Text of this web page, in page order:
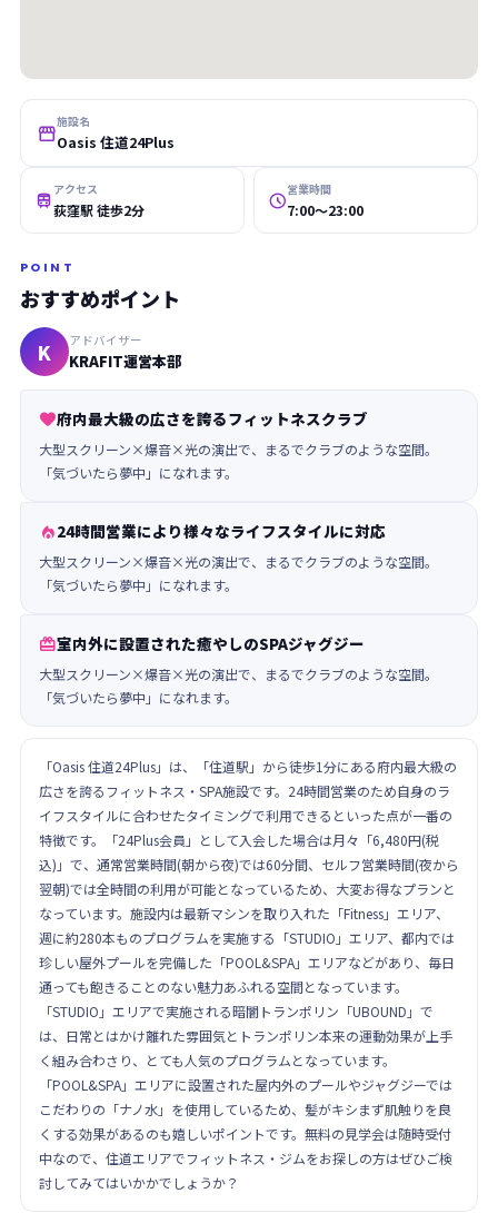
施設名
Oasis 住道24Plus
 アクセス
荻窪駅 徒歩2分 営業時間
7:00〜23:00
POINT
おすすめポイント
K アドバイザー
KRAFIT運営本部
府内最大級の広さを誇るフィットネスクラブ
大型スクリーン×爆音×光の演出で、まるでクラブのような空間。
「気づいたら夢中」になれます。
24時間営業により様々なライフスタイルに対応
大型スクリーン×爆音×光の演出で、まるでクラブのような空間。
「気づいたら夢中」になれます。
室内外に設置された癒やしのSPAジャグジー
大型スクリーン×爆音×光の演出で、まるでクラブのような空間。
「気づいたら夢中」になれます。
「Oasis 住道24Plus」は、「住道駅」から徒歩1分にある府内最大級の
広さを誇るフィットネス・SPA施設です。24時間営業のため自身のラ
イフスタイルに合わせたタイミングで利用できるといった点が一番の
特徴です。「24Plus会員」として入会した場合は月々「6,480円(税
込)」で、通常営業時間(朝から夜)では60分間、セルフ営業時間(夜から
翌朝)では全時間の利用が可能となっているため、大変お得なプランと
なっています。施設内は最新マシンを取り入れた「Fitness」エリア、
週に約280本ものプログラムを実施する「STUDIO」エリア、都内では
珍しい屋外プールを完備した「POOL&SPA」エリアなどがあり、毎日
通っても飽きることのない魅力あふれる空間となっています。
「STUDIO」エリアで実施される暗闇トランポリン「UBOUND」で
は、日常とはかけ離れた雰囲気とトランポリン本来の運動効果が上手
く組み合わさり、とても人気のプログラムとなっています。
「POOL&SPA」エリアに設置された屋内外のプールやジャグジーでは
こだわりの「ナノ水」を使用しているため、髪がキシまず肌触りを良
くする効果があるのも嬉しいポイントです。無料の見学会は随時受付
中なので、住道エリアでフィットネス・ジムをお探しの方はぜひご検
討してみてはいかかでしょうか？